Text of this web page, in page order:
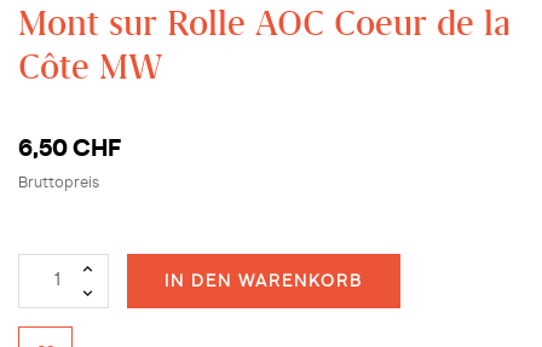
Mont sur Rolle AOC Coeur de la
Côte MW
6,50 CHF
Bruttopreis
IN DEN WARENKORB